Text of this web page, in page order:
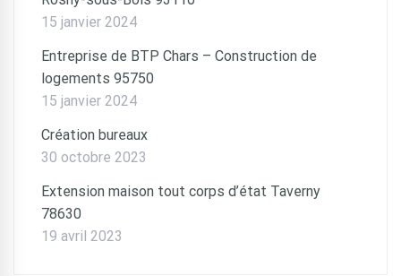
15 janvier 2024
Entreprise de BTP Chars – Construction de
logements 95750
15 janvier 2024
Création bureaux
30 octobre 2023
Extension maison tout corps d’état Taverny
78630
19 avril 2023